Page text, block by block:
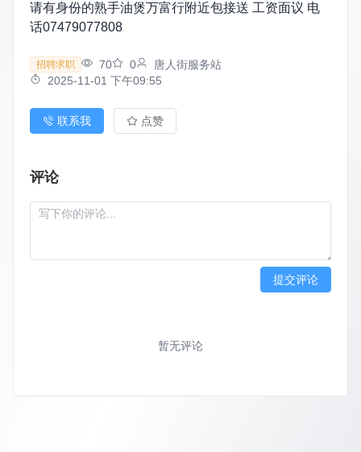
请有身份的熟手油煲万富行附近包接送 工资面议 电
话07479077808
招聘求职 70 0
唐人街服务站
2025-11-01 下午09:55
联系我 点赞
评论
提交评论
暂无评论